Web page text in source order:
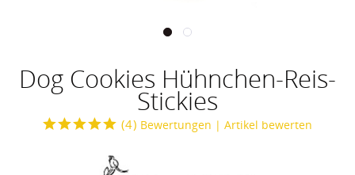
Dog Cookies Hühnchen-Reis-
Stickies
(4) Bewertungen | Artikel bewerten